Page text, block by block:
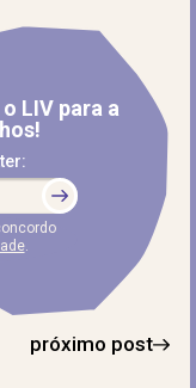
LIV para a
.
próximo post